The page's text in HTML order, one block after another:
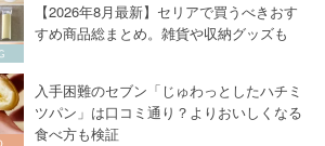
【2026年8月最新】セリアで買うべきおす
すめ商品総まとめ。雑貨や収納グッズも
入手困難のセブン「じゅわっとしたハチミ
ツパン」は口コミ通り？よりおいしくなる
食べ方も検証